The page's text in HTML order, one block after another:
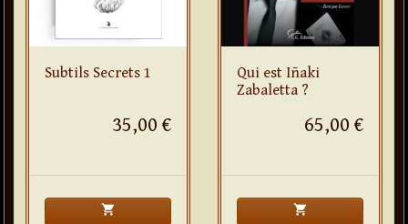
Subtils Secrets 1
35,00 €
shopping_cart
Qui est Iñaki
Zabaletta ?
65,00 €
shopping_cart